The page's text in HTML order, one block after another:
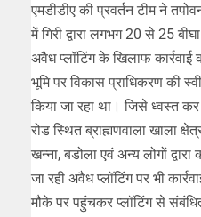
एमडीडीए की प्रवर्तन टीम ने
में गिरी द्वारा लगभग 20 से 25
अवैध प्लॉटिंग के खिलाफ
भूमि पर विकास प्राधिकरण की
किया जा रहा था। जिसे ध्वस्त
रोड स्थित ब्राह्मणवाला खाला
खन्ना, बडोला एवं अन्य लोगों
जा रही अवैध प्लॉटिंग पर भी
मौके पर पहुंचकर प्लॉटिंग से